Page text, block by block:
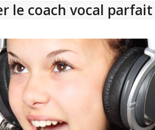
le coach vocal parfait